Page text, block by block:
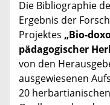
Die Bibliographie
Ergebnis der
Projektes „Bio-
pädagogischer
von den
ausgewiesenen
20